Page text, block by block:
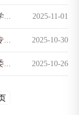
2025-11-01
2025-10-30
2025-10-26